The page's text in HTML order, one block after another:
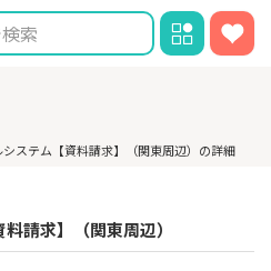
ステム【資料請求】（関東周辺）の詳細
請求】（関東周辺）